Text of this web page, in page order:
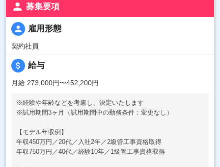
person 募集要項
person 雇用形態
契約社員
attach_money 給与
月給 273,000円〜452,200円
※経験や年齢などを考慮し、決定いたします
※試用期間3ヶ月（試用期間中の勤務条件：変更なし）
【モデル年収例】
年収450万円／20代／入社2年／2級管工事資格取得
年収750万円／40代／経験10年／1級管工事資格取得